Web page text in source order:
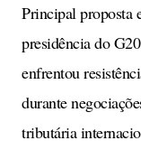
Principal proposta
presidência do
enfrentou
durante
tributária